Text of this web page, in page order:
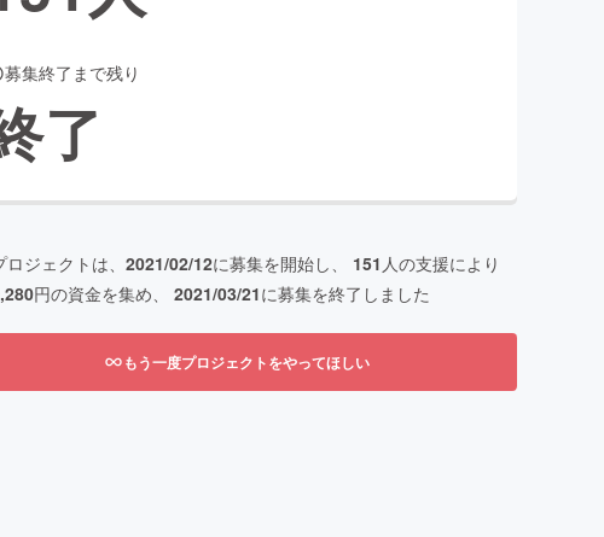
募集終了まで残り
了
ジェクトは、 2021/02/12に募集を開始し、 151 人の支援により
円の資金を集め、 2021/03/21に募集を終了しました
もう一度プロジェクトをやってほしい